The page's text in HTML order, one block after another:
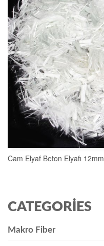
Cam Elyaf Beton Elyafı 12mm
CATEGORIES
Makro Fiber